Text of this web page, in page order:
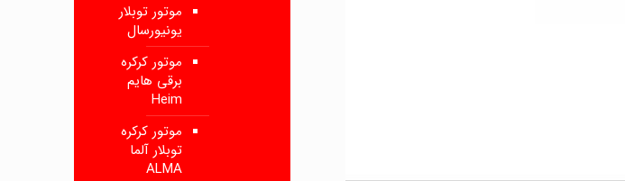
موتور توبلار
یونیورسال
موتور کرکره
برقی هایم
Heim
موتور کرکره
توبلار آلما
ALMA